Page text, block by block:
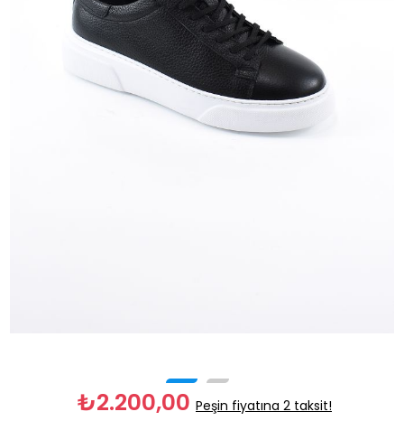
₺2.200,00 Peşin fiyatına 2 taksit!